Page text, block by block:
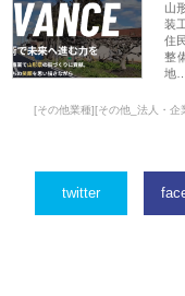
山
装
住
整
地…
[その他業種][その他_法人・企
twitter